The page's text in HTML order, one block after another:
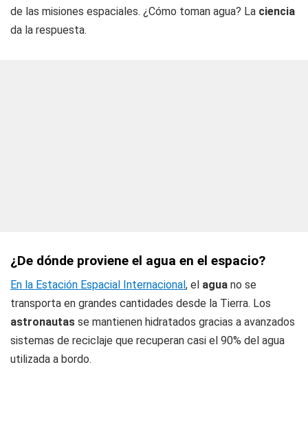
de las misiones espaciales. ¿Cómo toman agua? La ciencia
da la respuesta.
¿De dónde proviene el agua en el espacio?
En la Estación Espacial Internacional, el agua no se
transporta en grandes cantidades desde la Tierra. Los
astronautas se mantienen hidratados gracias a avanzados
sistemas de reciclaje que recuperan casi el 90% del agua
utilizada a bordo.